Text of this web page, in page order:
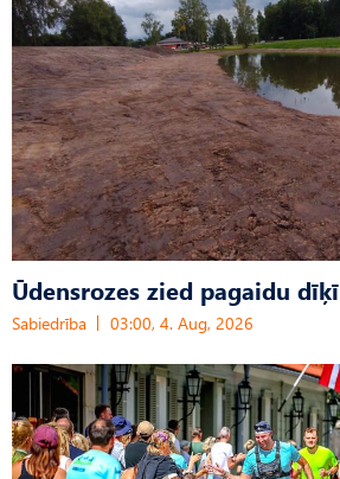
Ūdensrozes zied pagaidu dīķī
Sabiedrība 03:00, 4. Aug, 2026